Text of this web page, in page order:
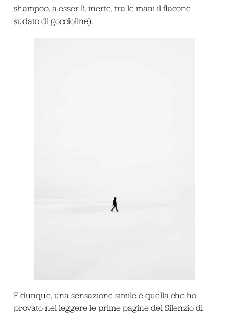
shampoo, a esser lì, inerte, tra le mani il flacone
sudato di goccioline).
E dunque, una sensazione simile è quella che ho
provato nel leggere le prime pagine del Silenziodi